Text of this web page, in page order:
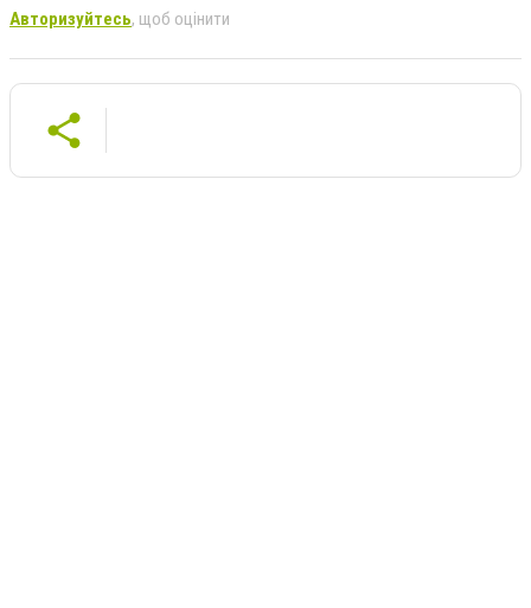
Авторизуйтесь, щоб оцінити